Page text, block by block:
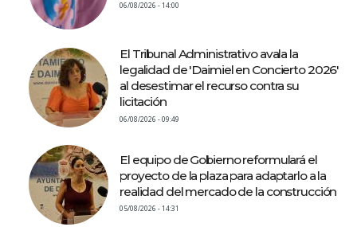
06/08/2026 - 14:00
El Tribunal Administrativo avala la
legalidad de 'Daimiel en Concierto 2026'
al desestimar el recurso contra su
licitación
06/08/2026 - 09:49
El equipo de Gobierno reformulará el
proyecto de la plaza para adaptarlo a la
realidad del mercado de la construcción
05/08/2026 - 14:31